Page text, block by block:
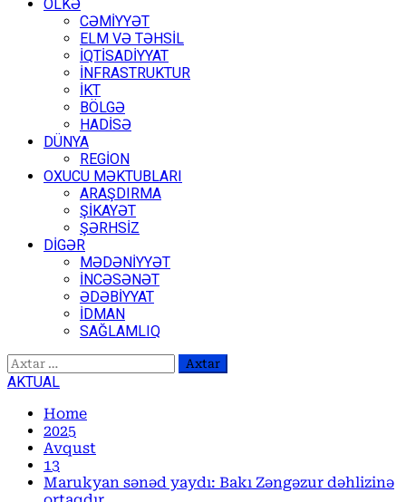
ÖLKƏ
CƏMİYYƏT
ELM VƏ TƏHSİL
İQTİSADİYYAT
İNFRASTRUKTUR
İKT
BÖLGƏ
HADİSƏ
DÜNYA
REGİON
OXUCU MƏKTUBLARI
ARAŞDIRMA
ŞİKAYƏT
ŞƏRHSİZ
DİGƏR
MƏDƏNİYYƏT
İNCƏSƏNƏT
ƏDƏBİYYAT
İDMAN
SAĞLAMLIQ
Axtarış:
AKTUAL
Home
2025
Avqust
13
Marukyan sənəd yaydı: Bakı Zəngəzur dəhlizinə